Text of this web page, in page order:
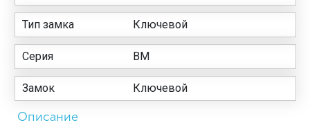
Тип замка Ключевой
Серия ВМ
Замок Ключевой
Описание